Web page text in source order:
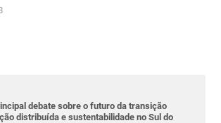
debate sobre o futuro da transição
distribuída e sustentabilidade no Sul do